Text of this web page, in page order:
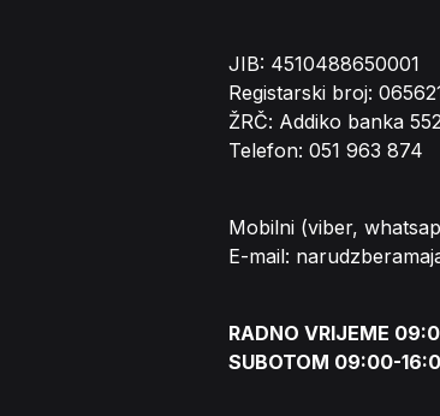
JIB: 4510488650001
Registarski broj:
ŽRČ: Addiko banka
Telefon: 051 963 874
Mobilni (viber,
E-mail:
RADNO VRIJEME
SUBOTOM 09:00-